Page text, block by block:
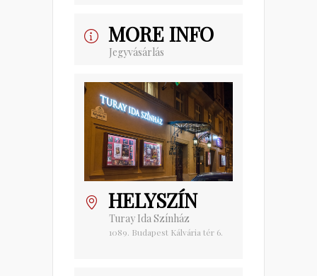
MORE INFO
Jegyvásárlás
HELYSZÍN
Turay Ida Színház
1089. Budapest Kálvária tér 6.